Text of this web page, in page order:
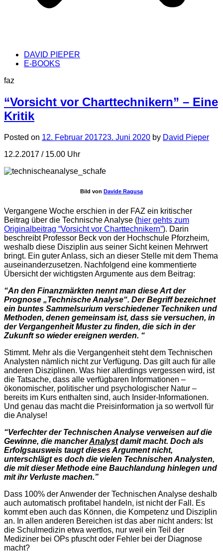
DAVID PIEPER
E-BOOKS
faz
“Vorsicht vor Charttechnikern” – Eine
Kritik
Posted on 12. Februar 201723. Juni 2020 by David Pieper
12.2.2017 / 15.00 Uhr
Bild von Davide Ragusa
Vergangene Woche erschien in der FAZ ein kritischer
Beitrag über die Technische Analyse (hier gehts zum
Originalbeitrag “Vorsicht vor Charttechnikern”). Darin
beschreibt Professor Beck von der Hochschule Pforzheim,
weshalb diese Disziplin aus seiner Sicht keinen Mehrwert
bringt. Ein guter Anlass, sich an dieser Stelle mit dem Thema
auseinanderzusetzen. Nachfolgend eine kommentierte
Übersicht der wichtigsten Argumente aus dem Beitrag:
“An den Finanzmärkten nennt man diese Art der
Prognose „Technische Analyse“. Der Begriff bezeichnet
ein buntes Sammelsurium verschiedener Techniken und
Methoden, denen gemeinsam ist, dass sie versuchen, in
der Vergangenheit Muster zu finden, die sich in der
Zukunft so wieder ereignen werden. “
Stimmt. Mehr als die Vergangenheit steht dem Technischen
Analysten nämlich nicht zur Verfügung. Das gilt auch für alle
anderen Disziplinen. Was hier allerdings vergessen wird, ist
die Tatsache, dass alle verfügbaren Informationen –
ökonomischer, politischer und psychologischer Natur –
bereits im Kurs enthalten sind, auch Insider-Informationen.
Und genau das macht die Preisinformation ja so wertvoll für
die Analyse!
“Verfechter der Technischen Analyse verweisen auf die
Gewinne, die mancherAnalystdamit macht. Doch als
Erfolgsausweis taugt dieses Argument nicht,
unterschlägt es doch die vielen Technischen Analysten,
die mit dieser Methode eine Bauchlandung hinlegen und
mit ihr Verluste machen.”
Dass 100% der Anwender der Technischen Analyse deshalb
auch automatisch profitabel handeln, ist nicht der Fall. Es
kommt eben auch das Können, die Kompetenz und Disziplin
an. In allen anderen Bereichen ist das aber nicht anders: Ist
die Schulmedizin etwa wertlos, nur weil ein Teil der
Mediziner bei OPs pfuscht oder Fehler bei der Diagnose
macht?